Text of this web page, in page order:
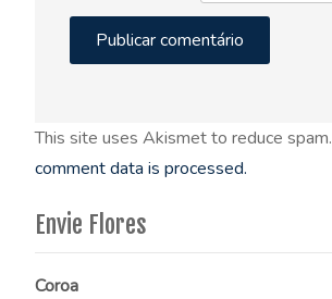
This site uses Akismet to reduce spam.
comment data is processed.
Envie Flores
Coroa